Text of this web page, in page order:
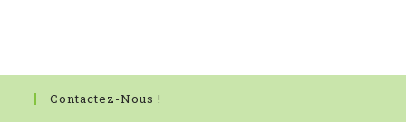
Contactez-Nous !